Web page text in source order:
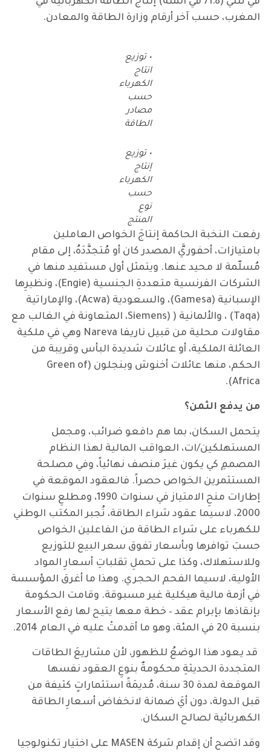
المغرب، حسب آخر أرقام وزارة الطاقة والمعادن.
• توزيع
انتاج
الكهرباء
حسب
مصادر
الطاقة
• توزيع
إنتاج
الكهرباء
حسب
نوع
المنتج
رفعت النخبة الحاكمة إنتاجَ الخواص العاملين
بامتيازات، أحفوريَّ المصدر كان أو مُتجدَّدَهُ، إلى مقام
مُسلّمة لا محيد عنها. ويتمثل أول مستفيد منها في
الشركات الفرنسية متعددةِ الجنسية (Engie)، ونظيرِها
الإسبانية (Gamesa)، والسعودية (Acwa)، والإماراتية
(Taqa) ، والألمانية ( (Siemens، المتعاونة في الغالب مع
مقاولات محلية من قبيل ناريفا Nareva وهي في ملكية
العائلة الملكية، أو عائلات شديدة البأس وقريبة من
الحكم، منها عائلات أخنوش وبنجلون (Green of
Africa).
من يدفع الثمن؟
يتحمل السكان، بما هم دافعو ضرائب، ومجمل
المستهلكين/ات، العواقب المالية لهذا النظام
المصممِ كي يكون غيرَ منصف نهائياً، وفي مصلحة
المستثمرين الخواص حصراً. فالعقود الموقعة في
إطارات منحِ الامتياز في سنوات 1990، ومطلعِ سنوات
2000، لاسيما عقود شراء الطاقة، تُجبر المكتب الوطني
للكهرباء على شراء الطاقة من الفاعلين الخواص
حسبَ توافرها وبأسعار تفوق سعر البيع للتوزيع
وللاستهلاك، وكذا على تحملِ تقلباتِ أسعارِ المواد
الأولية، لاسيما الفحم الحجري. وهذا ما أغرق المؤسسة
في أزمة مالية هيكلية غير مسبوقة. وقامت الحكومة
بإنقاذها بإبرام عقد – خطة معها يتيح لها رفع الأسعار
بنسبة 20 في المئة، وهو ما أقدمتْ عليه في العام 2014.
قد يعود هذا الوضعُ للظهور، لأن مشاريعَ الطاقات
المتجددة الحديثةِ محكومةٌ بنوعِ العقود نفسها
الموقعة لمدة 30 سنة، مُديمَةً استثماراتٍ كثيفة من
قبل الدولة، دون أيَ ضمانة لانخفاض أسعارِ الطاقة
الكهربائية لصالح السكان.
وقد اتضح أن إقدام شركة MASEN على اختيار تكنولوجيا